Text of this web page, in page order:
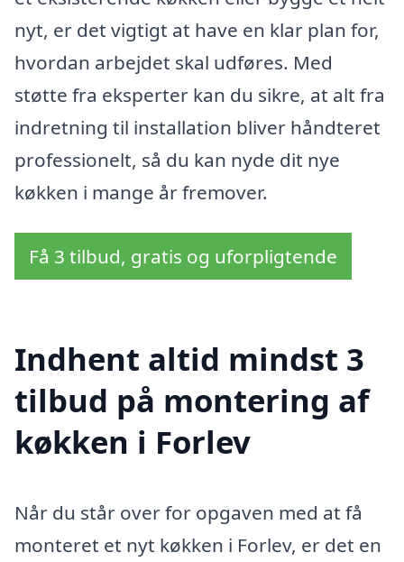
nyt, er det vigtigt at have en klar plan for,
hvordan arbejdet skal udføres. Med
støtte fra eksperter kan du sikre, at alt fra
indretning til installation bliver håndteret
professionelt, så du kan nyde dit nye
køkken i mange år fremover.
Få 3 tilbud, gratis og uforpligtende
Indhent altid mindst 3
tilbud på montering af
køkken i Forlev
Når du står over for opgaven med at få
monteret et nyt køkken i Forlev, er det en